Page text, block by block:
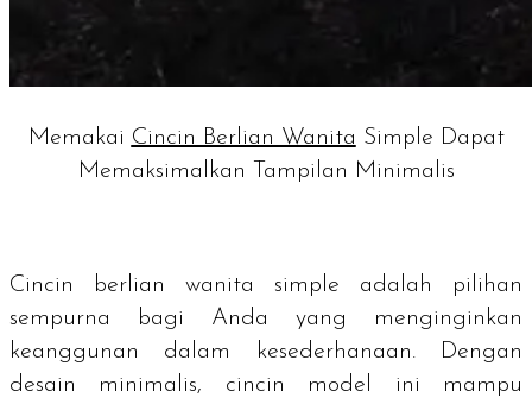
Memakai Cincin Berlian Wanita Simple Dapat
Memaksimalkan Tampilan Minimalis
Cincin berlian wanita simple adalah pilihan
sempurna bagi Anda yang menginginkan
keanggunan dalam kesederhanaan. Dengan
desain minimalis, cincin model ini mampu